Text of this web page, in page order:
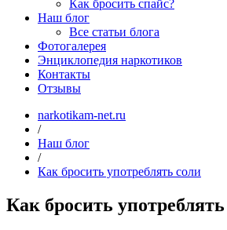
Как бросить спайс?
Наш блог
Все статьи блога
Фотогалерея
Энциклопедия наркотиков
Контакты
Отзывы
narkotikam-net.ru
/
Наш блог
/
Как бросить употреблять соли
Как бросить